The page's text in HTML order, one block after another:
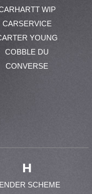
WIP
CARSERVICE
YOUNG
COBBLE DU
CONVERSE
H
SCHEME